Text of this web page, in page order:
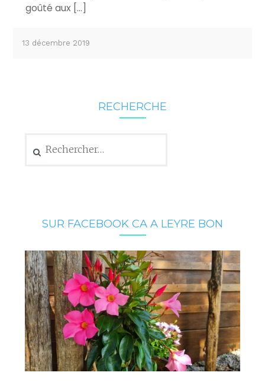
goûté aux […]
13 décembre 2019
RECHERCHE
SUR FACEBOOK CA A LEYRE BON